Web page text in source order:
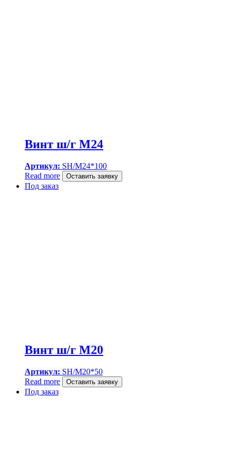
Винт ш/г M24
Артикул: SH/M24*100
Read more
Оставить заявку
Под заказ
Винт ш/г M20
Артикул: SH/M20*50
Read more
Оставить заявку
Под заказ